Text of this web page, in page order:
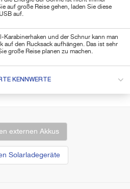
auf große Reise gehen, laden Sie diese
auf.
Karabinerhaken und der Schnur kann man
auf den Rucksack aufhängen. Das ist sehr
große Reise planen zu machen.
KENNWERTE
externen Akkus
Solarladegeräte